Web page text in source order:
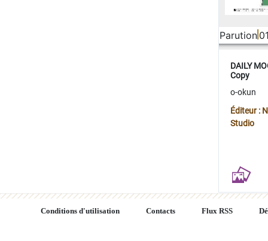
Parution
DAILY
Copy
o-okun
Éditeur :
Studio
Conditions d'utilisation Contacts Flux RSS